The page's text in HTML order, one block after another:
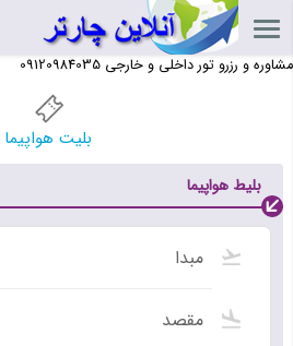
مشاوره و رزرو تور داخلی و خارجی 09120984035
بلیت هواپیما
بلیط هواپیما